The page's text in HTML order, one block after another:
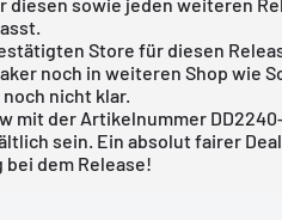
Store für diesen
noch in weiteren Shop wie
nicht klar.
mit der Artikelnummer
sein. Ein absolut fairer
bei dem Release!